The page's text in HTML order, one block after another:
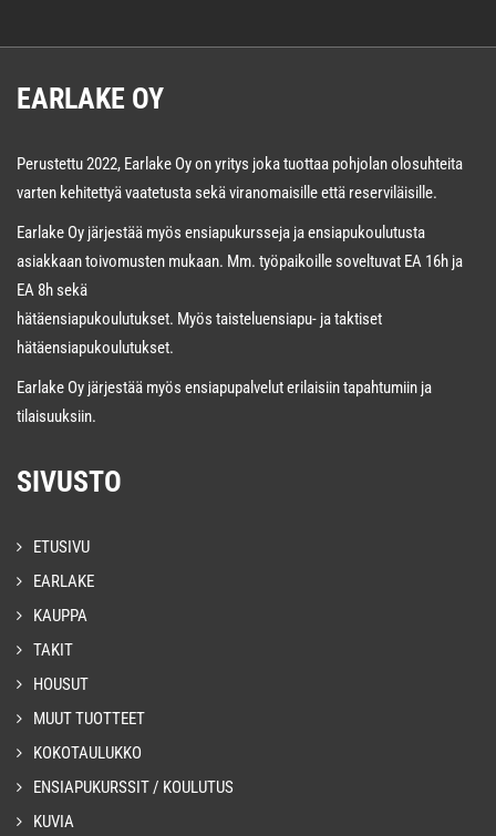
tuotteen
EARLAKE OY
Perustettu 2022, Earlake Oy on yritys joka tuottaa pohjolan olosuhteita
varten kehitettyä vaatetusta sekä viranomaisille että reserviläisille.
Earlake Oy järjestää myös ensiapukursseja ja ensiapukoulutusta
asiakkaan toivomusten mukaan. Mm. työpaikoille soveltuvat EA 16h ja
EA 8h sekä
hätäensiapukoulutukset. Myös taisteluensiapu- ja taktiset
hätäensiapukoulutukset.
Earlake Oy järjestää myös ensiapupalvelut erilaisiin tapahtumiin ja
tilaisuuksiin.
SIVUSTO
ETUSIVU
EARLAKE
KAUPPA
TAKIT
HOUSUT
MUUT TUOTTEET
KOKOTAULUKKO
ENSIAPUKURSSIT / KOULUTUS
KUVIA